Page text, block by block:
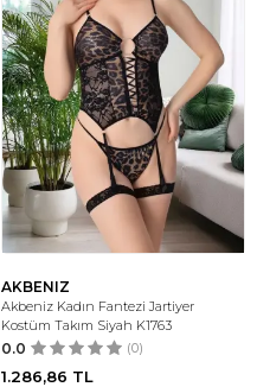
AKBENIZ
Akbeniz Kadın Fantezi Jartiyer
Kostüm Takım Siyah K1763
0.0 (0)
1.286,86 TL